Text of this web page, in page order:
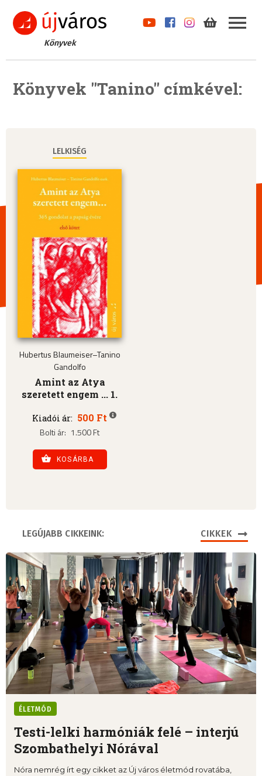
Könyvek
Könyvek "Tanino" címkével:
LELKISÉG
Hubertus Blaumeiser–Tanino
Gandolfo
Amint az Atya
szeretett engem ... 1.
Kiadói ár: 500 Ft
Bolti ár: 1.500 Ft
KOSÁRBA
LEGÚJABB CIKKEINK: CIKKEK
ÉLETMÓD
Testi-lelki harmóniák felé – interjú
Szombathelyi Nórával
Nóra nemrég írt egy cikket az Új város életmód rovatába,